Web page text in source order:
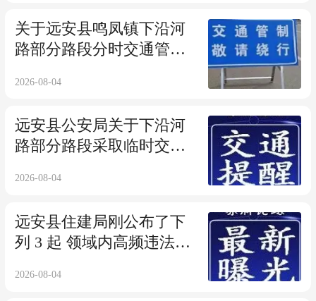
关于远安县鸣凤镇下沿河
路部分路段分时交通管控
2026-08-04
远安县公安局关于下沿河
路部分路段采取临时交通
2026-08-04
远安县住建局刚公布了下
列 3 起 领域内高频违法典
2026-08-04